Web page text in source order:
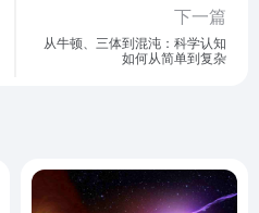
下一篇
从牛顿、三体到混沌：科学认知
如何从简单到复杂